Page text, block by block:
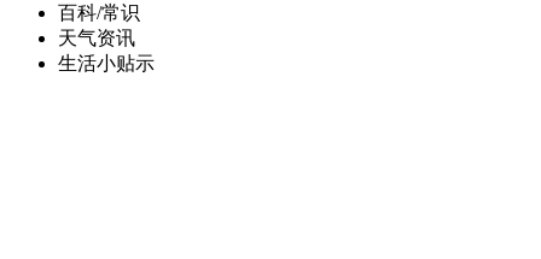
百科/常识
天气资讯
生活小贴示